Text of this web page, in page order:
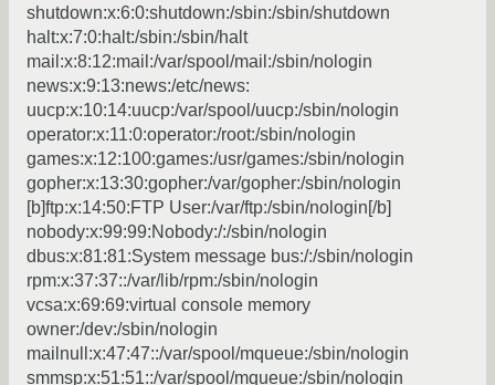
shutdown:x:6:0:shutdown:/sbin:/sbin/shutdown
halt:x:7:0:halt:/sbin:/sbin/halt
mail:x:8:12:mail:/var/spool/mail:/sbin/nologin
news:x:9:13:news:/etc/news:
uucp:x:10:14:uucp:/var/spool/uucp:/sbin/nologin
operator:x:11:0:operator:/root:/sbin/nologin
games:x:12:100:games:/usr/games:/sbin/nologin
gopher:x:13:30:gopher:/var/gopher:/sbin/nologin
[b]ftp:x:14:50:FTP User:/var/ftp:/sbin/nologin[/b]
nobody:x:99:99:Nobody:/:/sbin/nologin
dbus:x:81:81:System message bus:/:/sbin/nologin
rpm:x:37:37::/var/lib/rpm:/sbin/nologin
vcsa:x:69:69:virtual console memory
owner:/dev:/sbin/nologin
mailnull:x:47:47::/var/spool/mqueue:/sbin/nologin
smmsp:x:51:51::/var/spool/mqueue:/sbin/nologin